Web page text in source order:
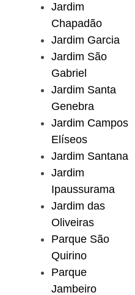
Jardim
Chapadão
Jardim Garcia
Jardim São
Gabriel
Jardim Santa
Genebra
Jardim Campos
Elíseos
Jardim Santana
Jardim
Ipaussurama
Jardim das
Oliveiras
Parque São
Quirino
Parque
Jambeiro